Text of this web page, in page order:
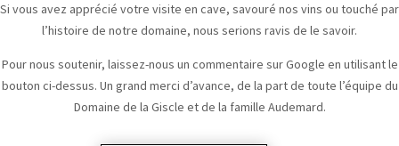
Si vous avez apprécié votre visite en cave, savouré nos vins ou touché par
l’histoire de notre domaine, nous serions ravis de le savoir.
Pour nous soutenir, laissez-nous un commentaire sur Google en utilisant le
bouton ci-dessus. Un grand merci d’avance, de la part de toute l’équipe du
Domaine de la Giscle et de la famille Audemard.